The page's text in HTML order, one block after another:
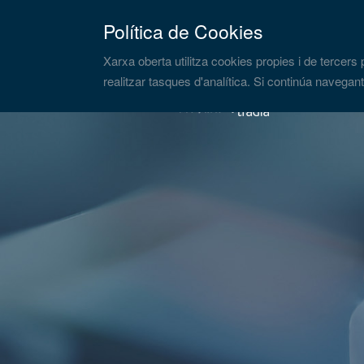
Política de Cookies
Xarxa oberta utilitza cookies propies i de
realitzar tasques d'analítica. Si continúa